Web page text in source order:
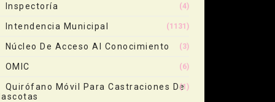
Inspectoría (4)
Intendencia Municipal (1131)
Núcleo De Acceso Al Conocimiento (3)
OMIC (6)
Quirófano Móvil Para Castraciones De(1)